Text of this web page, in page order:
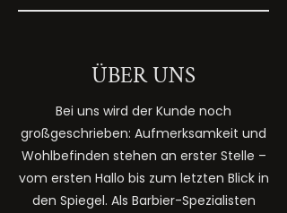
ÜBER UNS
Bei uns wird der Kunde noch
großgeschrieben: Aufmerksamkeit und
Wohlbefinden stehen an erster Stelle –
vom ersten Hallo bis zum letzten Blick in
den Spiegel. Als Barbier-Spezialisten